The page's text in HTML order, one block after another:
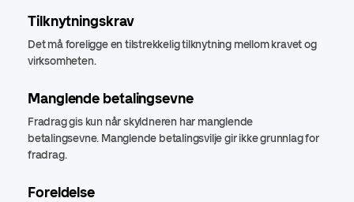
Tilknytningskrav
Det må foreligge en tilstrekkelig tilknytning mellom kravet og
virksomheten.
Manglende betalingsevne
Fradrag gis kun når skyldneren har manglende
betalingsevne. Manglende betalingsvilje gir ikke grunnlag for
fradrag.
Foreldelse